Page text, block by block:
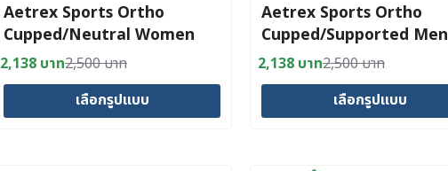
Aetrex Sports Ortho
Cupped/Neutral Women
2,500บาท
Original
price
was:
2,138 บาท
Current
price
is:
เลือกรูปแบบ
Aetrex Sports Ortho
Cupped/Supported Men
2,500บาท
Original
price
was:
2,138 บาท
Current
price
is:
เลือกรูปแบบ